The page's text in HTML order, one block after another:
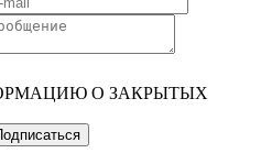
О ЗАКРЫТЫХ